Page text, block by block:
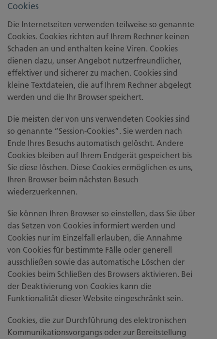
Cookies
Die Internetseiten verwenden teilweise so genannte
Cookies. Cookies richten auf Ihrem Rechner keinen
Schaden an und enthalten keine Viren. Cookies
dienen dazu, unser Angebot nutzerfreundlicher,
effektiver und sicherer zu machen. Cookies sind
kleine Textdateien, die auf Ihrem Rechner abgelegt
werden und die Ihr Browser speichert.
Die meisten der von uns verwendeten Cookies sind
so genannte “Session-Cookies”. Sie werden nach
Ende Ihres Besuchs automatisch gelöscht. Andere
Cookies bleiben auf Ihrem Endgerät gespeichert bis
Sie diese löschen. Diese Cookies ermöglichen es uns,
Ihren Browser beim nächsten Besuch
wiederzuerkennen.
Sie können Ihren Browser so einstellen, dass Sie über
das Setzen von Cookies informiert werden und
Cookies nur im Einzelfall erlauben, die Annahme
von Cookies für bestimmte Fälle oder generell
ausschließen sowie das automatische Löschen der
Cookies beim Schließen des Browsers aktivieren. Bei
der Deaktivierung von Cookies kann die
Funktionalität dieser Website eingeschränkt sein.
Cookies, die zur Durchführung des elektronischen
Kommunikationsvorgangs oder zur Bereitstellung